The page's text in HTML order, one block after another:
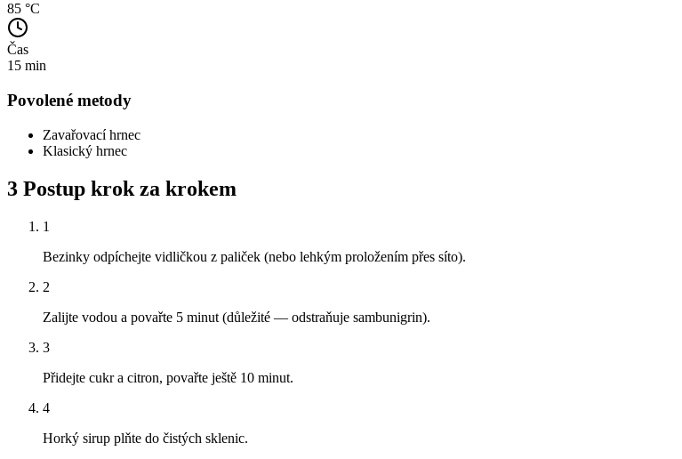
85 °C
Čas
15 min
Povolené metody
Zavařovací hrnec
Klasický hrnec
3 Postup krok za krokem
1
Bezinky odpíchejte vidličkou z paliček (nebo lehkým proložením přes síto).
2
Zalijte vodou a povařte 5 minut (důležité — odstraňuje sambunigrin).
3
Přidejte cukr a citron, povařte ještě 10 minut.
4
Horký sirup plňte do čistých sklenic.